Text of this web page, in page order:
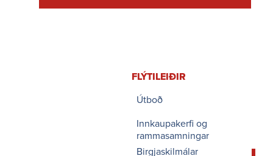
FLÝTI­LEIÐIR
Útboð
Innkaupakerfi og
rammasamningar
Birgjaskilmálar